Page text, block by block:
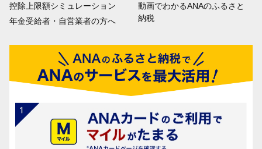
控除上限額シミュレーション
年金受給者・自営業者の方へ
動画でわかるANAのふるさと
納税